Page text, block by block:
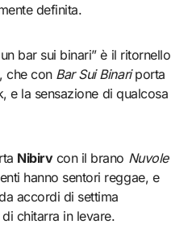
definita.
bar sui binari” è il ritornello
, che con Bar Sui Binariporta
e la sensazione di qualcosa
Nibirvcon il brano Nuvole
hanno sentori reggae, e
accordi di settima
chitarra in levare.